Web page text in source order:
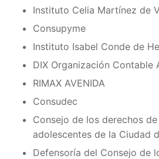
Instituto Celia Martínez de
Consupyme
Instituto Isabel Conde de
DIX Organización Contable
RIMAX AVENIDA
Consudec
Consejo de los derechos
adolescentes de la Ciudad
Defensoría del Consejo de